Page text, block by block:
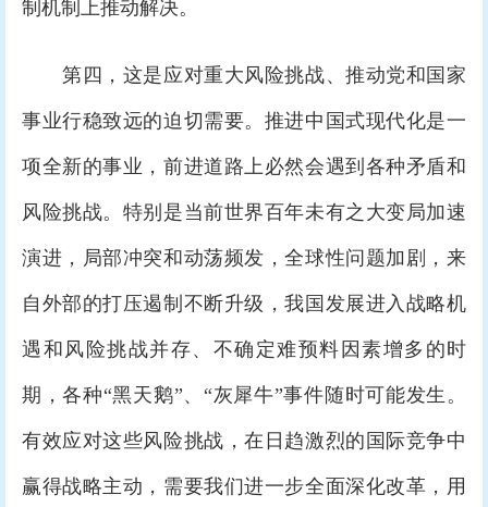
制机制上推动解决。
第四，这是应对重大风险挑战、推动党和国家
事业行稳致远的迫切需要。推进中国式现代化是一
项全新的事业，前进道路上必然会遇到各种矛盾和
风险挑战。特别是当前世界百年未有之大变局加速
演进，局部冲突和动荡频发，全球性问题加剧，来
自外部的打压遏制不断升级，我国发展进入战略机
遇和风险挑战并存、不确定难预料因素增多的时
期，各种“黑天鹅”、“灰犀牛”事件随时可能发生。
有效应对这些风险挑战，在日趋激烈的国际竞争中
赢得战略主动，需要我们进一步全面深化改革，用